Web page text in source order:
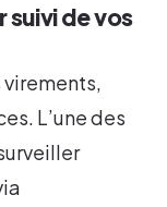
suivi de vos
virements,
L’une des